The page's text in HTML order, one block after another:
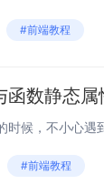
#前端教程
数静态属
#前端教程